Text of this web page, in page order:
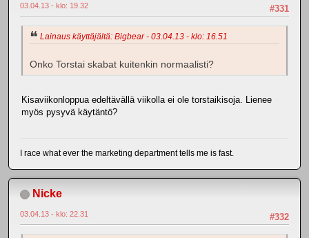
#331
03.04.13 - klo: 19.32
Lainaus käyttäjältä: Bigbear - 03.04.13 - klo: 16.51
Onko Torstai skabat kuitenkin normaalisti?
Kisaviikonloppua edeltävällä viikolla ei ole torstaikisoja. Lienee
myös pysyvä käytäntö?
I race what ever the marketing department tells me is fast.
Nicke
#332
03.04.13 - klo: 22.31